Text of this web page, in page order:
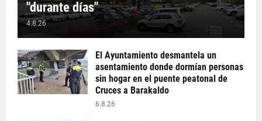
"durante días"
4.8.26
El Ayuntamiento desmantela un
asentamiento donde dormían personas
sin hogar en el puente peatonal de
Cruces a Barakaldo
6.8.26